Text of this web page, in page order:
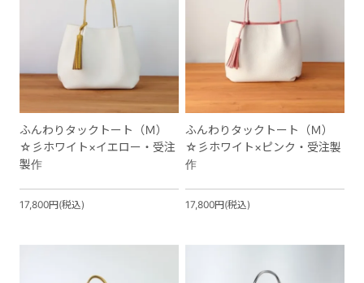
ふんわりタックトート（Ｍ）
☆彡ホワイト×イエロー・受注
製作
17,800円(税込)
ふんわりタックトート（Ｍ）
☆彡ホワイト×ピンク・受注製
作
17,800円(税込)